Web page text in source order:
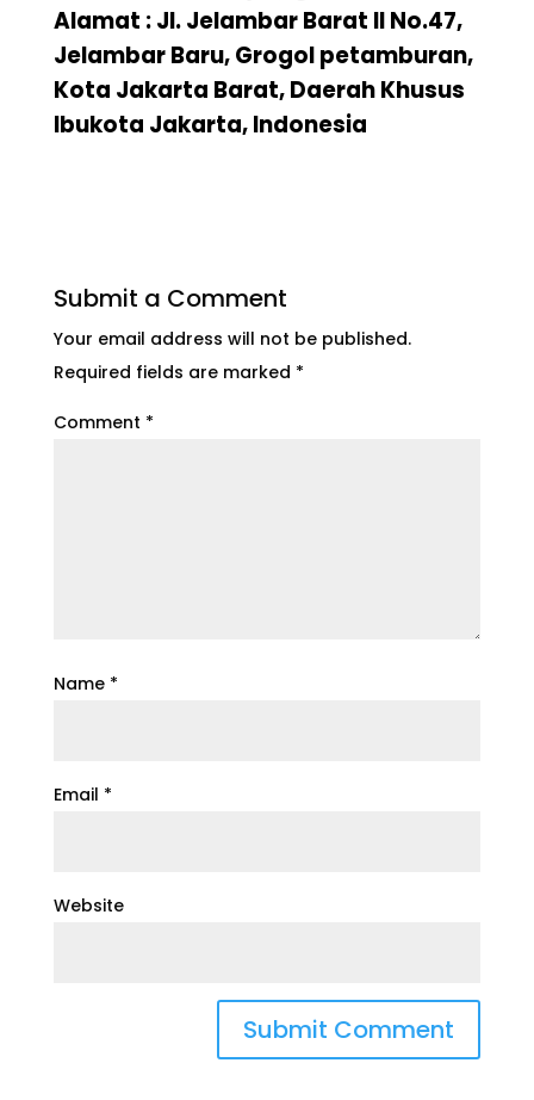
Alamat : Jl. Jelambar Barat II No.47,
Jelambar Baru, Grogol petamburan,
Kota Jakarta Barat, Daerah Khusus
Ibukota Jakarta, Indonesia
Submit a Comment
Your email address will not be published.
Required fields are marked *
Comment *
Name *
Email *
Website